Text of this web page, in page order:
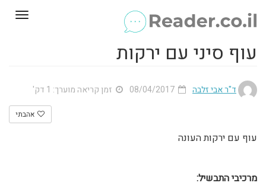
עוף סיני עם ירקות
ד"ר אבי זלבה זמן קריאה מוערך: 1 דק'
אהבתי
עוף עם ירקות העונה
מרכיבי התבשיל: